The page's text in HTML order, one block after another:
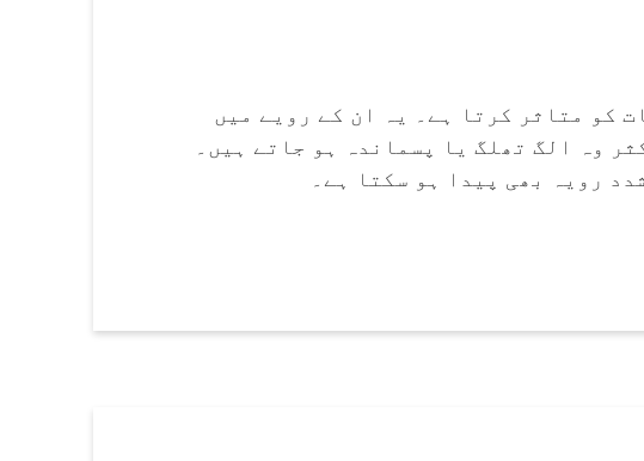
کو متاثر کرتا ہے۔ یہ ان کے رویے میں
وہ الگ تھلگ یا پسماندہ ہو جاتے ہیں۔
رویہ بھی پیدا ہو سکتا ہے۔